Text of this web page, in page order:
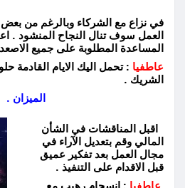
في نزاع مع الشركاء وبالرغم من
العمل سوف تنال النجاح المنشود .
المساعدة المطلوبة على جميع
عاطفيا : تحمل اليك الايام القادمة
الشريك .
الميزان .
اقبل المناقشات في الشأن
المالي وقم بتعديل الآراء في
مجال العمل بعد تفكير عميق
قبل الاقدام على التنفيذ .